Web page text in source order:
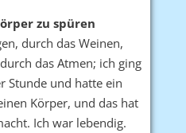
zu spüren
durch das Weinen,
das Atmen; ich ging
Stunde und hatte ein
Körper, und das hat
Ich war lebendig.